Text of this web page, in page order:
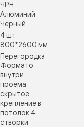
ЧРН
Алюминий
Черный
4 шт.
800*2600 мм
Перегородка
Формато
внутри
проёма
скрытое
крепление в
потолок 4
створки